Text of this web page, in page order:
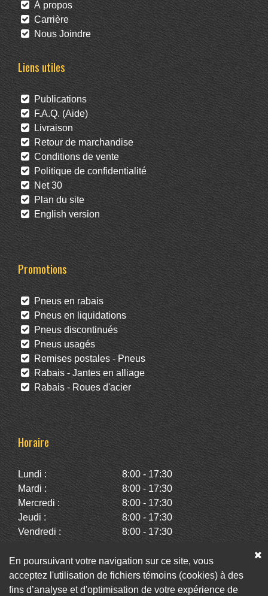
À propos
Carrière
Nous Joindre
Liens utiles
Publications
F.A.Q. (Aide)
Livraison
Retour de marchandise
Conditions de vente
Politique de confidentialité
Net 30
Plan du site
English version
Promotions
Pneus en rabais
Pneus en liquidations
Pneus discontinués
Pneus usagés
Remises postales - Pneus
Rabais - Jantes en alliage
Rabais - Roues d'acier
Horaire
Lundi :
8:00 - 17:30
Mardi :
8:00 - 17:30
Mercredi :
8:00 - 17:30
Jeudi :
8:00 - 17:30
Vendredi :
8:00 - 17:30
Dimanche :
Fermé
En poursuivant votre navigation sur ce site, vous
acceptez l'utilisation de fichiers témoins (cookies) à des
fins d’analyse et d'optimisation de votre expérience de